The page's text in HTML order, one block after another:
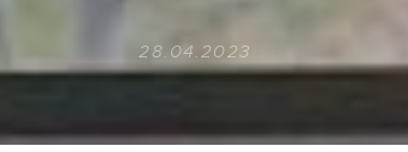
28.04.2023